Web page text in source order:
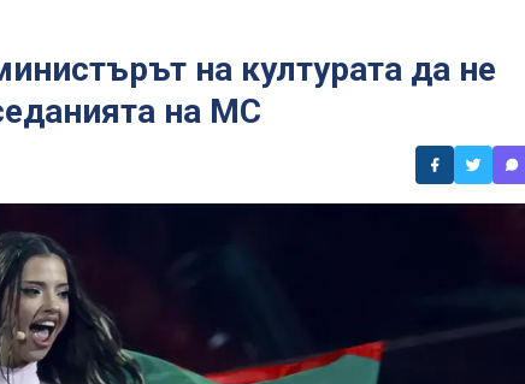
на културата да не
на МС